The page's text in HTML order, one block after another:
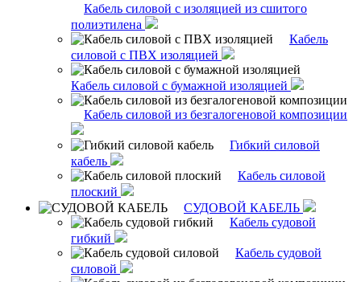
Кабель силовой с изоляцией из сшитого
полиэтилена
Кабель
силовой с ПВХ изоляцией
Кабель силовой с бумажной изоляцией
Кабель силовой из безгалогеновой композиции
Гибкий силовой
кабель
Кабель силовой
плоский
СУДОВОЙ КАБЕЛЬ
Кабель судовой
гибкий
Кабель судовой
силовой